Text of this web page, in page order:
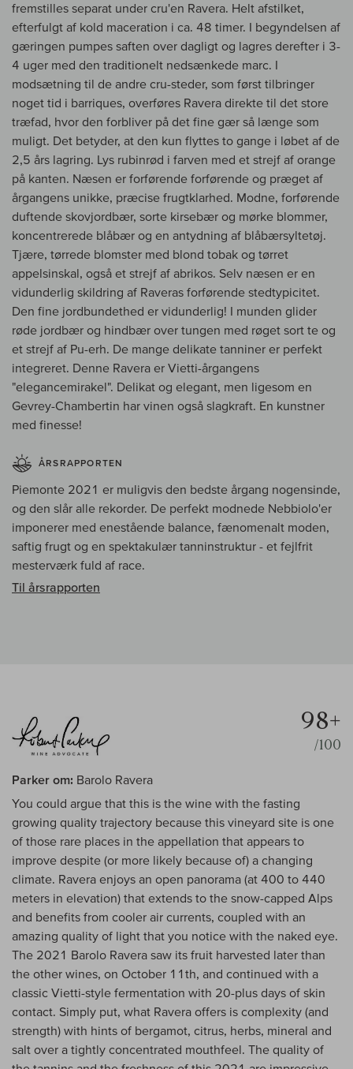
fremstilles separat under cru'en Ravera. Helt afstilket,
efterfulgt af kold maceration i ca. 48 timer. I begyndelsen af
gæringen pumpes saften over dagligt og lagres derefter i 3-
4 uger med den traditionelt nedsænkede marc. I
modsætning til de andre cru-steder, som først tilbringer
noget tid i barriques, overføres Ravera direkte til det store
træfad, hvor den forbliver på det fine gær så længe som
muligt. Det betyder, at den kun flyttes to gange i løbet af de
2,5 års lagring. Lys rubinrød i farven med et strejf af orange
på kanten. Næsen er forførende forførende og præget af
årgangens unikke, præcise frugtklarhed. Modne, forførende
duftende skovjordbær, sorte kirsebær og mørke blommer,
koncentrerede blåbær og en antydning af blåbærsyltetøj.
Tjære, tørrede blomster med blond tobak og tørret
appelsinskal, også et strejf af abrikos. Selv næsen er en
vidunderlig skildring af Raveras forførende stedtypicitet.
Den fine jordbundethed er vidunderlig! I munden glider
røde jordbær og hindbær over tungen med røget sort te og
et strejf af Pu-erh. De mange delikate tanniner er perfekt
integreret. Denne Ravera er Vietti-årgangens
"elegancemirakel". Delikat og elegant, men ligesom en
Gevrey-Chambertin har vinen også slagkraft. En kunstner
med finesse!
ÅRSRAPPORTEN
Piemonte 2021 er muligvis den bedste årgang nogensinde,
og den slår alle rekorder. De perfekt modnede Nebbiolo'er
imponerer med enestående balance, fænomenalt moden,
saftig frugt og en spektakulær tanninstruktur - et fejlfrit
mesterværk fuld af race.
Til årsrapporten
98+
/100
Parker om: Barolo Ravera
You could argue that this is the wine with the fasting
growing quality trajectory because this vineyard site is one
of those rare places in the appellation that appears to
improve despite (or more likely because of) a changing
climate. Ravera enjoys an open panorama (at 400 to 440
meters in elevation) that extends to the snow-capped Alps
and benefits from cooler air currents, coupled with an
amazing quality of light that you notice with the naked eye.
The 2021 Barolo Ravera saw its fruit harvested later than
the other wines, on October 11th, and continued with a
classic Vietti-style fermentation with 20-plus days of skin
contact. Simply put, what Ravera offers is complexity (and
strength) with hints of bergamot, citrus, herbs, mineral and
salt over a tightly concentrated mouthfeel. The quality of